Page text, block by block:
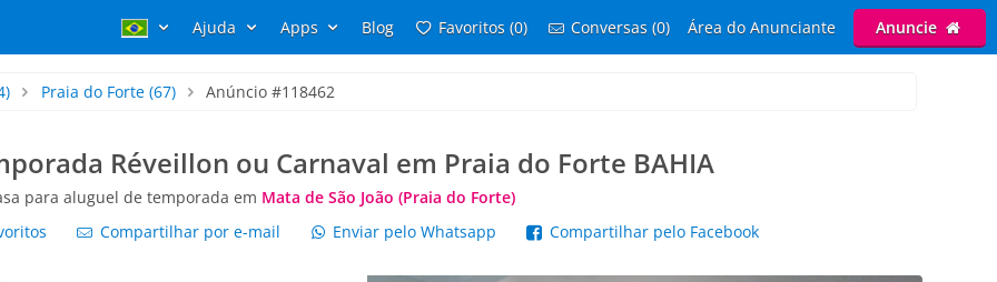
Ajuda Apps Blog Favoritos (0) Conversas (0) Área do Anunciante Anuncie
Praia do Forte(67) Anúncio #118462
Réveillon ou Carnaval em Praia do Forte BAHIA
para aluguel de temporada em Mata de São João (Praia do Forte)
Compartilhar por e-mail Enviar pelo Whatsapp Compartilhar pelo Facebook